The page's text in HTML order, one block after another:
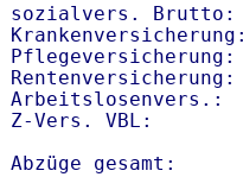
sozialvers.
Z-Vers. VBL:
Abzüge gesamt: